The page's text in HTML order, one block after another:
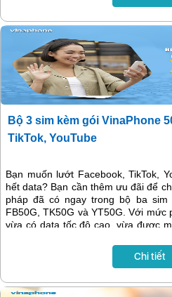
Bộ 3 sim kèm gói VinaPhone
TikTok, YouTube
Bạn muốn lướt Facebook, TikTok,
hết data? Bạn cần thêm ưu đãi để
pháp đã có ngay trong bộ ba sim
FB50G, TK50G và YT50G. Với mức
vừa có data tốc độ cao, vừa được
Chi tiết